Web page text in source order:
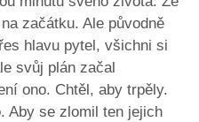
začátku. Ale původně
hlavu pytel, všichni si
svůj plán začal
ono. Chtěl, aby trpěly.
Aby se zlomil ten jejich